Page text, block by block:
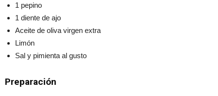
1 pepino
1 diente de ajo
Aceite de oliva virgen extra
Limón
Sal y pimienta al gusto
Preparación